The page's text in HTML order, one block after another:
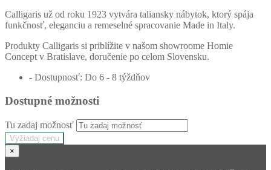
Calligaris už od roku 1923 vytvára taliansky nábytok, ktorý spája
funkčnosť, eleganciu a remeselné spracovanie Made in Italy.
Produkty Calligaris si priblížite v našom showroome Homie
Concept v Bratislave, doručenie po celom Slovensku.
- Dostupnosť: Do 6 - 8 týždňov
Dostupné možnosti
Tu zadaj možnosť
Vyžiadaj cenu
×